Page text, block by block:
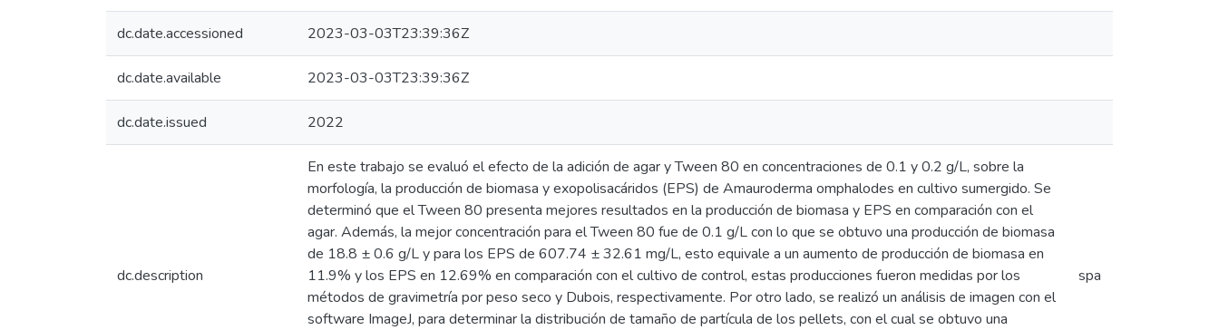
dc.date.accessioned 2023-03-03T23:39:36Z
dc.date.available 2023-03-03T23:39:36Z
dc.date.issued 2022
dc.description
En este trabajo se evaluó el efecto de la adición de agar y Tween 80 en concentraciones de 0.1 y 0.2 g/L, sobre la
morfología, la producción de biomasa y exopolisacáridos (EPS) de Amauroderma omphalodes en cultivo sumergido. Se
determinó que el Tween 80 presenta mejores resultados en la producción de biomasa y EPS en comparación con el
agar. Además, la mejor concentración para el Tween 80 fue de 0.1 g/L con lo que se obtuvo una producción de biomasa
de 18.8 ± 0.6 g/L y para los EPS de 607.74 ± 32.61 mg/L, esto equivale a un aumento de producción de biomasa en
11.9% y los EPS en 12.69% en comparación con el cultivo de control, estas producciones fueron medidas por los
métodos de gravimetría por peso seco y Dubois, respectivamente. Por otro lado, se realizó un análisis de imagen con el
software ImageJ, para determinar la distribución de tamaño de partícula de los pellets, con el cual se obtuvo una
spa